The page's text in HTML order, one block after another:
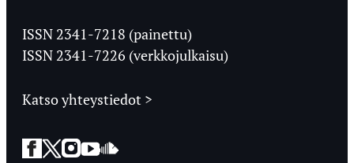
Ylioppilaslehti
ISSN 2341-7218 (painettu)
ISSN 2341-7226 (verkkojulkaisu)
Katso yhteystiedot >
Facebook
Twitter
Instagram
YouTube
SoundCloud